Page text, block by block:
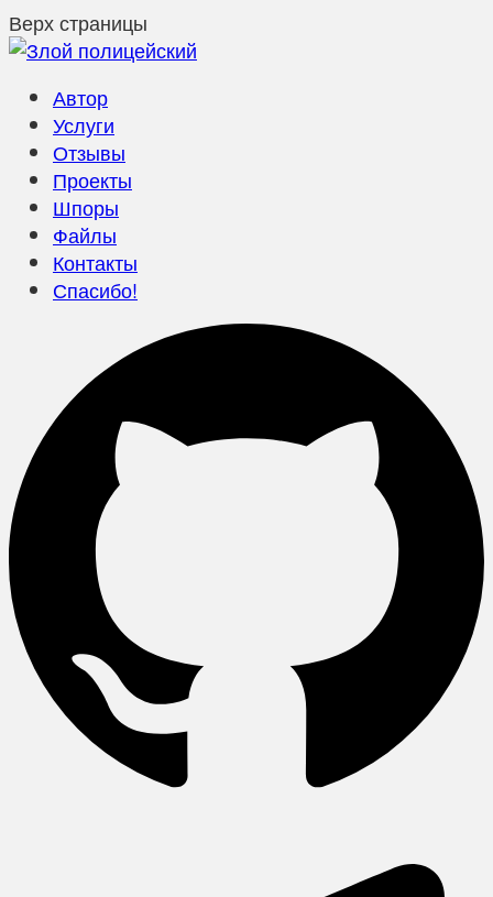
Верх страницы
Автор
Услуги
Отзывы
Проекты
Шпоры
Файлы
Контакты
Спасибо!